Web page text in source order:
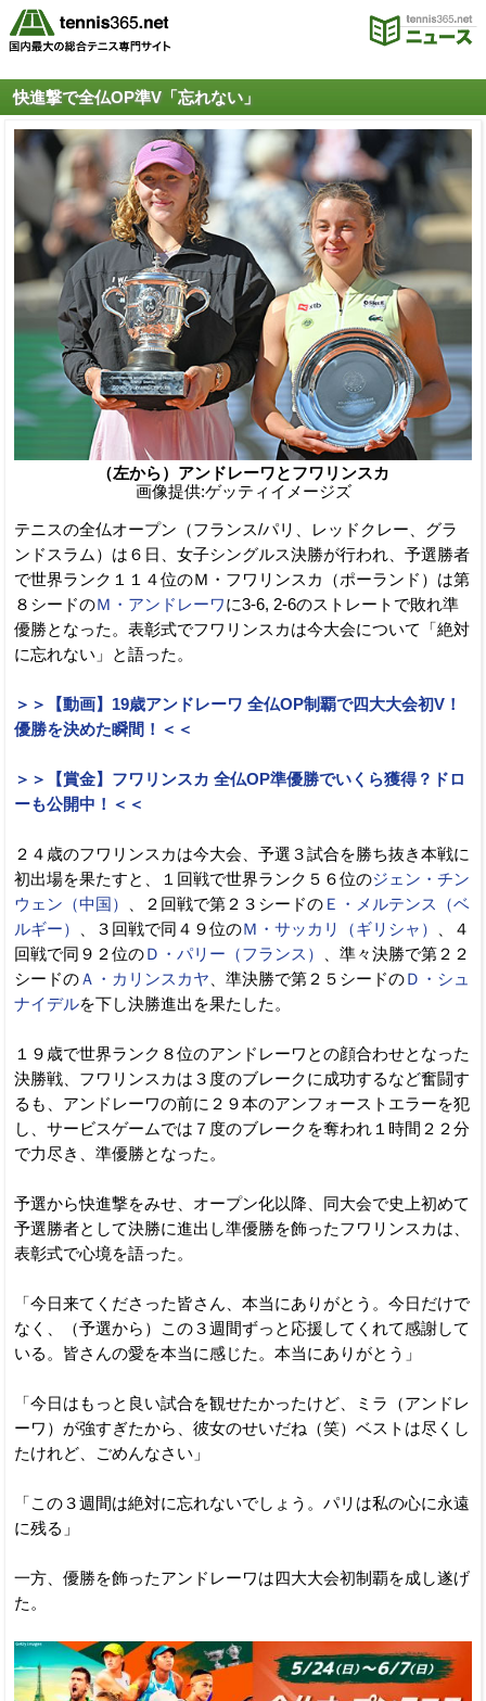
快進撃で全仏OP準V「忘れない」
（左から）アンドレーワとフワリンスカ
画像提供:ゲッティイメージズ
テニスの全仏オープン（フランス/パリ、レッドクレー、グラ
ンドスラム）は６日、女子シングルス決勝が行われ、予選勝者
で世界ランク１１４位のＭ・フワリンスカ（ポーランド）は第
８シードのＭ・アンドレーワに3-6, 2-6のストレートで敗れ準
優勝となった。表彰式でフワリンスカは今大会について「絶対
に忘れない」と語った。
＞＞【動画】19歳アンドレーワ 全仏OP制覇で四大大会初V！
優勝を決めた瞬間！＜＜
＞＞【賞金】フワリンスカ 全仏OP準優勝でいくら獲得？ドロ
ーも公開中！＜＜
２４歳のフワリンスカは今大会、予選３試合を勝ち抜き本戦に
初出場を果たすと、１回戦で世界ランク５６位のジェン・チン
ウェン（中国）
、２回戦で第２３シードの Ｅ・メルテンス（ベ
ルギー）
、３回戦で同４９位のＭ・サッカリ（ギリシャ）
、４
回戦で同９２位のＤ・パリー（フランス）
、準々決勝で第２２
シードのＡ・カリンスカヤ 、準決勝で第２５シードのＤ・シュ
ナイデルを下し決勝進出を果たした。
１９歳で世界ランク８位のアンドレーワとの顔合わせとなった
決勝戦、フワリンスカは３度のブレークに成功するなど奮闘す
るも、アンドレーワの前に２９本のアンフォーストエラーを犯
し、サービスゲームでは７度のブレークを奪われ１時間２２分
で力尽き、準優勝となった。
予選から快進撃をみせ、オープン化以降、同大会で史上初めて
予選勝者として決勝に進出し準優勝を飾ったフワリンスカは、
表彰式で心境を語った。
「今日来てくださった皆さん、本当にありがとう。今日だけで
なく、（予選から）この３週間ずっと応援してくれて感謝して
いる。皆さんの愛を本当に感じた。本当にありがとう」
「今日はもっと良い試合を観せたかったけど、ミラ（アンドレ
ーワ）が強すぎたから、彼女のせいだね（笑）ベストは尽くし
たけれど、ごめんなさい」
「この３週間は絶対に忘れないでしょう。パリは私の心に永遠
に残る」
一方、優勝を飾ったアンドレーワは四大大会初制覇を成し遂げ
た。